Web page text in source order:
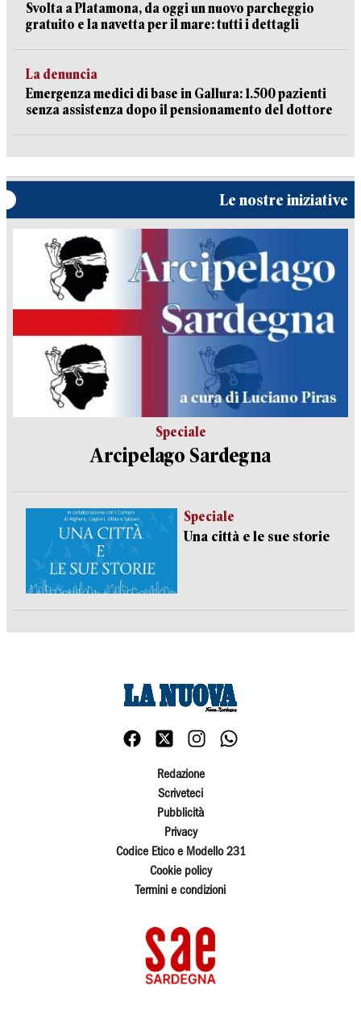
Svolta a Platamona, da oggi un nuovo parcheggio
gratuito e la navetta per il mare: tutti i dettagli
La denuncia
Emergenza medici di base in Gallura: 1.500 pazienti
senza assistenza dopo il pensionamento del dottore
Le nostre iniziative
Speciale
Arcipelago Sardegna
Speciale
Una città e le sue storie
Redazione
Scriveteci
Pubblicità
Privacy
Codice Etico e Modello 231
Cookie policy
Termini e condizioni